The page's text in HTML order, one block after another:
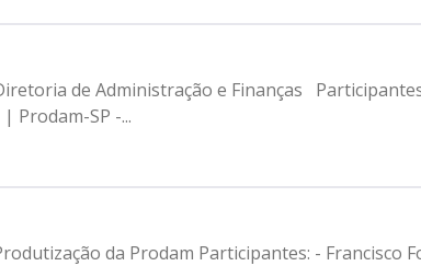
de Administração e Finanças
Prodam-SP -...
da Prodam Participantes: -